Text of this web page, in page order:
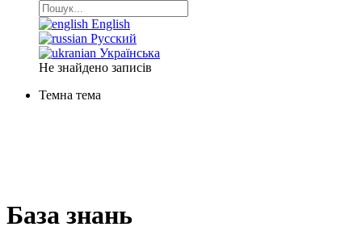
English
Русский
Українська
Не знайдено записів
Темна тема
База знань